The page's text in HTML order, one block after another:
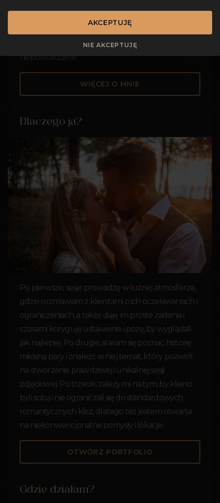
w pełni swobodni. Dzięki ciekawym stylizacjom i
plenerom, moje sesje są oryginalne i
niepowtarzalne.
WIĘCEJ O MNIE
Dlaczego ja?
Po pierwsze, sesje prowadzę w luźnej atmosferze,
gdzie rozmawiam z klientami o ich oczekiwaniach i
ograniczeniach, a także daję im proste zadania i
czasami koryguję ustawienie i pozę, by wyglądali
jak najlepiej. Po drugie, staram się poznać historię
miłosną pary i znaleźć w niej temat, który pozwoli
na stworzenie prawdziwej i unikalnej sesji
zdjęciowej. Po trzecie, zależy mi na tym, by klienci
byli sobą i nie ograniczali się do standardowych
romantycznych klisz, dlatego też jestem otwarta
na niekonwencjonalne pomysły i lokacje.
OTWÓRZ PORTFOLIO
Gdzie działam?
AKCEPTUJĘ
NIE AKCEPTUJĘ